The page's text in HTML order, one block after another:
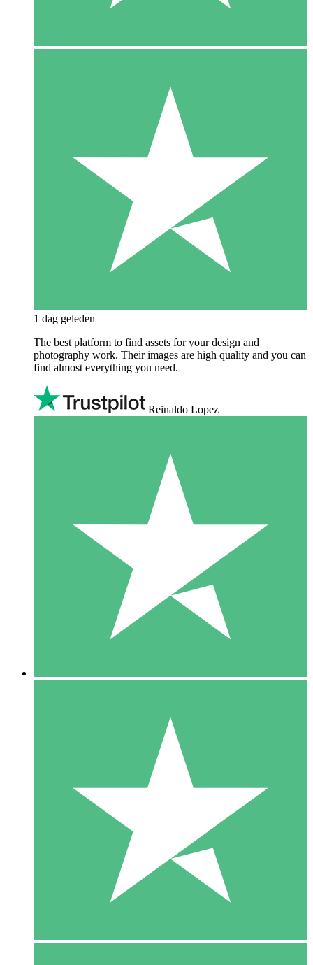
1 dag geleden
The best platform to find assets for your design and
photography work. Their images are high quality and you can
find almost everything you need.
Reinaldo Lopez